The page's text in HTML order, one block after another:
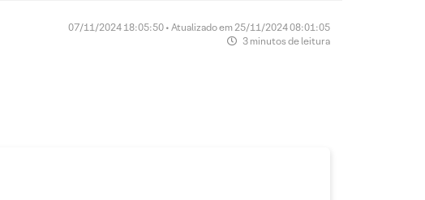
07/11/2024 18:05:50 • Atualizado em 25/11/2024 08:01:05
3 minutos de leitura